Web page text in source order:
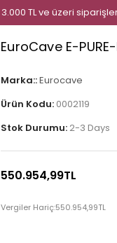
3.000 TL ve üzeri
EuroCave E-
Marka::Eurocave
Ürün Kodu: 0002119
Stok Durumu: 2-3 Days
550.954,99TL
Vergiler Hariç:550.954,99TL